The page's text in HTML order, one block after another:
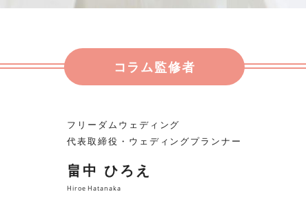
コラム監修者
フリーダムウェディング
代表取締役・ウェディングプランナー
畠中 ひろえ
Hiroe Hatanaka